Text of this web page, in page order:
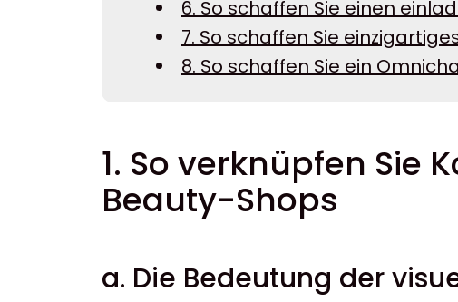
6. So schaffen Sie einen
7. So schaffen Sie
8. So schaffen Sie ein
1. So verknüpfen Sie
Beauty-Shops
a. Die Bedeutung der